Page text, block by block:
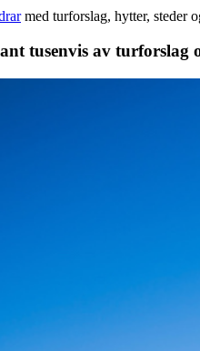
med turforslag, hytter, steder
tusenvis av turforslag